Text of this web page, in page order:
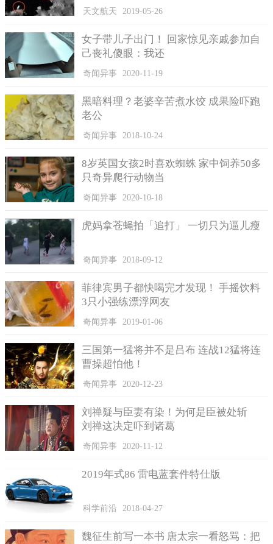
某被方警官等人捉拿归案，并坦白了自己的犯罪行为，指出自己
据了解，他当时还没有50岁，江西人，穿得邋里邋遢的，像
极了乞丐。他在十几年前，和字的爱人一起来到桐庐上班，在一
次工作中被电焊误伤后，之后就一直不务正业，不但没有经济收
情，还出言不逊，称自己天生就是吃这口饭的。
如今这起盗墓手法和当年的那样相似，会不会和当年是同一
个人?
想到这里，方警官马上对朱某展开了调查，之后了解到，朱
某被抓判刑后，4个月才从监狱里出来，从作案动机、手法、时间
上看，所有的矛头都指向了他。
具，都是独来独往，又毫无目的的闲走，这些都在方警官的意料
之中，所以这就增加了破案的难度，几个月过去了，案件一直都
没什么进展。直到这个月中旬，有人发现嫌疑人出现在富春江镇
附近活动。终于在21号，民警在一间被废弃木屋内成功把朱某抓
天文航天 2019-05-26
女子带儿子出门！ 回家惊见亲戚参加自
己丧礼傻眼：我还
奇闻异事 2020-11-19
黑暗料理？老婆辛苦煮水饺 成果险吓跑
老公
奇闻异事 2018-10-24
8岁英国女孩2时喜欢蜘蛛 家中饲养50多
只奇异爬行动物当
奇闻异事 2020-10-18
虎妈拿苍蝇拍「追打」 一切只为逼儿瘦
奇闻异事 2018-09-12
菲律宾男子都快喝完才发现！ 手摇饮料
3只小强练漂浮网友
奇闻异事 2019-01-06
三国第一猛将并不是吕布 连战12猛将连
曹操超怕他！
奇闻异事 2020-12-23
刘禅疑与臣妻有染！为何是臣被处斩
刘禅这决定吓到诸葛
奇闻异事 2020-11-12
2019年式86 雷电蓝套件特仕版
科学前沿 2018-04-27
魏征生前写一本书 唐太宗一看怒骂：把